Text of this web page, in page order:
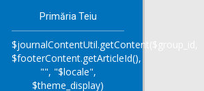
Primăria Teiu
$journalContentUtil.getContent($group_id,
$footerContent.getArticleId(),
"", "$locale",
$theme_display)